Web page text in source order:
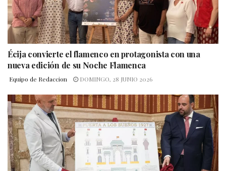
Écija convierte el flamenco en protagonista con una
nueva edición de su Noche Flamenca
Equipo de Redaccion DOMINGO, 28 JUNIO 2026